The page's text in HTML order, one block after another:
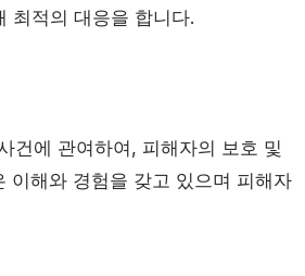
최적의 대응을 합니다.
건에 관여하여, 피해자의 보호 및
이해와 경험을 갖고 있으며 피해자